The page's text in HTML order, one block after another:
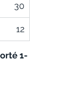
30
12
1-